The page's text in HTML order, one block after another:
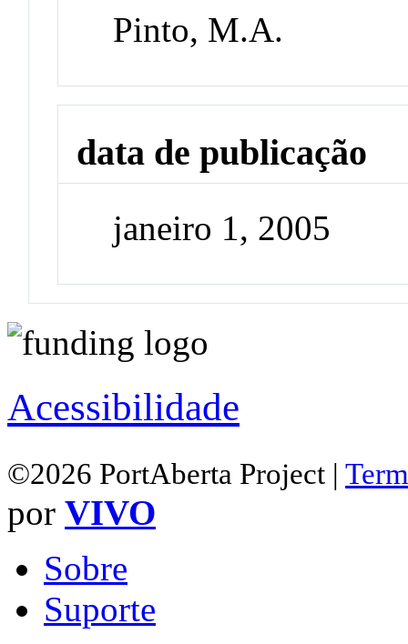
Pinto, M.A.
data de publicação
janeiro 1, 2005
Acessibilidade
©2026 PortAberta Project |
por VIVO
Sobre
Suporte